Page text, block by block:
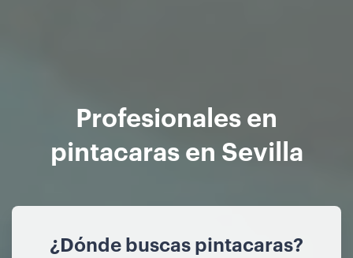
Profesionales en
pintacaras en Sevilla
¿Dónde buscas pintacaras?